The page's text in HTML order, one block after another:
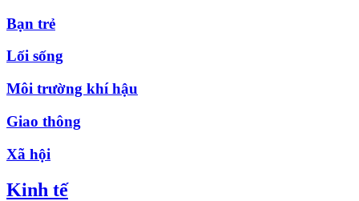
Bạn trẻ
Lối sống
Môi trường khí hậu
Giao thông
Xã hội
Kinh tế